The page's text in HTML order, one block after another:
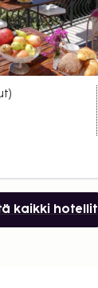
)
kaikki hotellit